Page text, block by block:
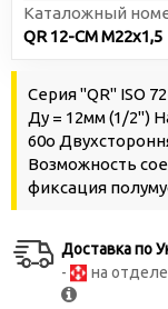
Каталожный
QR 12-CM M22x1,5
Серия "QR" ISO
Ду = 12мм (1/2")
60о
Возможность
фиксация
Доставка по
-
на